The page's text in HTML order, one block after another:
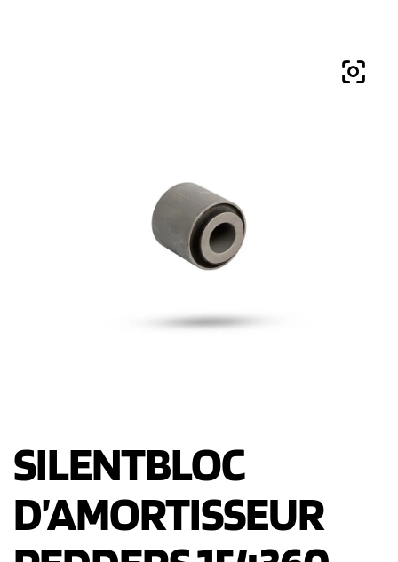
SILENTBLOC
D’AMORTISSEUR